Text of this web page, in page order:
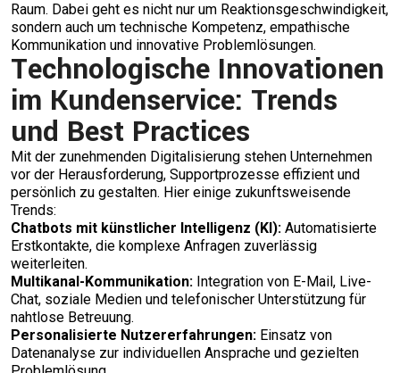
Raum. Dabei geht es nicht nur um Reaktionsgeschwindigkeit,
sondern auch um technische Kompetenz, empathische
Kommunikation und innovative Problemlösungen.
Technologische Innovationen
im Kundenservice: Trends
und Best Practices
Mit der zunehmenden Digitalisierung stehen Unternehmen
vor der Herausforderung, Supportprozesse effizient und
persönlich zu gestalten. Hier einige zukunftsweisende
Trends:
Chatbots mit künstlicher Intelligenz (KI): Automatisierte
Erstkontakte, die komplexe Anfragen zuverlässig
weiterleiten.
Multikanal-Kommunikation: Integration von E-Mail, Live-
Chat, soziale Medien und telefonischer Unterstützung für
nahtlose Betreuung.
Personalisierte Nutzererfahrungen: Einsatz von
Datenanalyse zur individuellen Ansprache und gezielten